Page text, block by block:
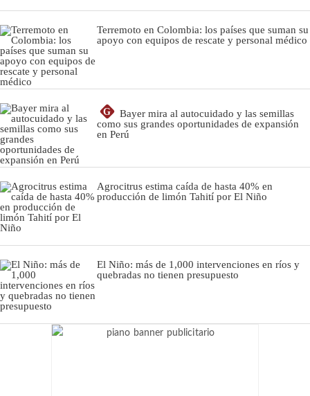
Terremoto en Colombia: los países que suman su
apoyo con equipos de rescate y personal médico
G
Bayer mira al autocuidado y las semillas
como sus grandes oportunidades de expansión
en Perú
Agrocitrus estima caída de hasta 40% en
producción de limón Tahití por El Niño
El Niño: más de 1,000 intervenciones en ríos y
quebradas no tienen presupuesto